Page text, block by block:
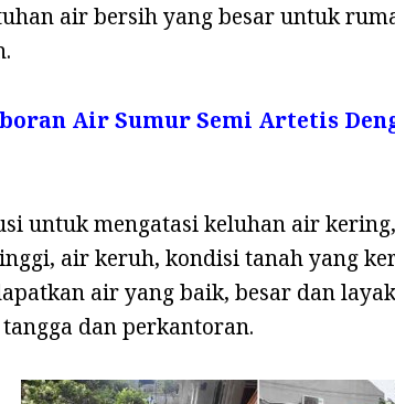
air bersih yang besar untuk
Air Sumur Semi Artetis
untuk mengatasi keluhan air
air keruh, kondisi tanah yang
air yang baik, besar dan
dan perkantoran.